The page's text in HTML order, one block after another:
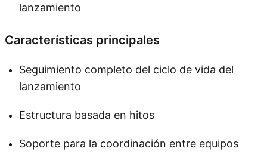
lanzamiento
Características principales
Seguimiento completo del ciclo de vida del
lanzamiento
Estructura basada en hitos
Soporte para la coordinación entre equipos